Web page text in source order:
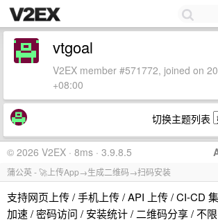
vtgoal
V2EX member #571772, joined on
+08:00
切换主题列表
© 2026 V2EX · 8ms · 3.9.8.5
蒲公英 - 🚀上传App→生成二维码→扫码安装
支持网页上传 / 手机上传 / API 上传 / CI-CD
加速 / 密码访问 / 安装统计 / 二维码分享 / 不